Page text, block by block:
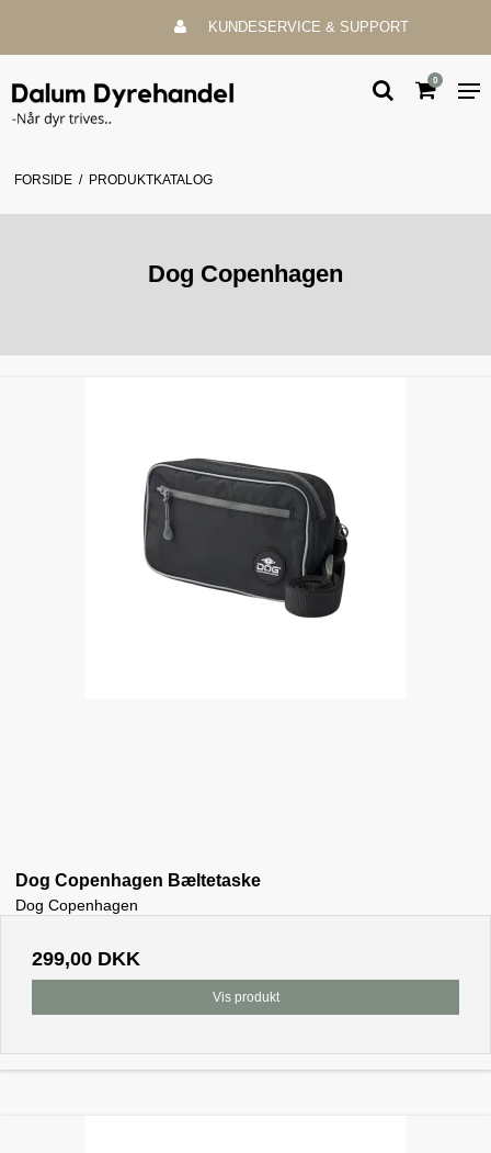
KUNDESERVICE & SUPPORT
0
FORSIDE / PRODUKTKATALOG
Dog Copenhagen
Dog Copenhagen Bæltetaske
Dog Copenhagen
299,00 DKK
Vis produkt